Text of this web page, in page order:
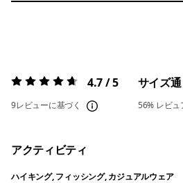
評価:4.7 / 5 4.7 / 5
9レビューに基づく
サイズ通
56% レビュ
アクティビティ
ハイキング, フィッシング, カジュアルウェア